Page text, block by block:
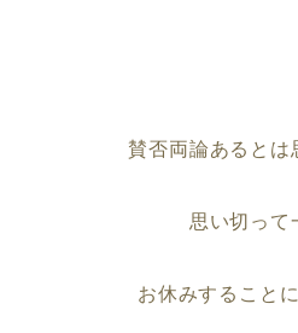
賛否両論あるとは
思い切って
お休みすること